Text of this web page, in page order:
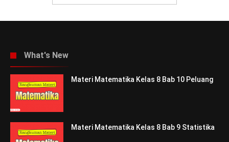
What's New
Materi Matematika Kelas 8 Bab 10 Peluang
Materi Matematika Kelas 8 Bab 9 Statistika